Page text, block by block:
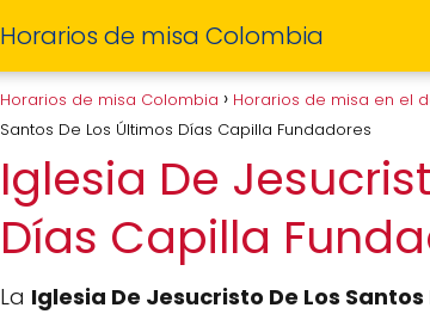
Horarios de misa Colombia
Horarios de misa Colombia Horarios de misa en el
Santos De Los Últimos Días Capilla Fundadores
Iglesia De
Días Capilla
La Iglesia De Jesucristo De Los